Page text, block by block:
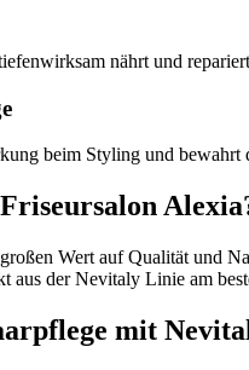
nährt und
beim Styling und bewahrt
Wert auf Qualität und
aus der Nevitaly Linie am
mit